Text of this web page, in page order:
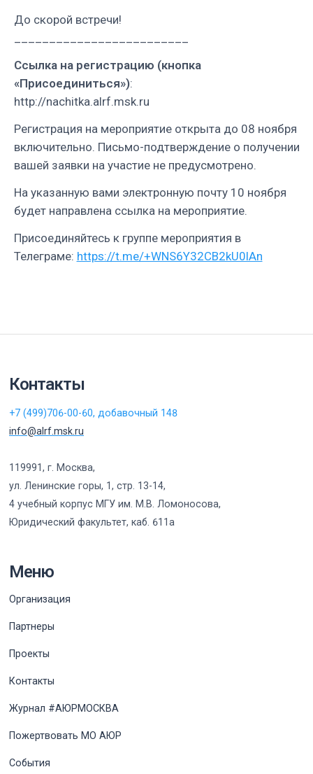
До скорой встречи!
Ссылка на регистрацию (кнопка
«Присоединиться»):
http://nachitka.alrf.msk.ru
Регистрация на мероприятие открыта до 08 ноября
включительно. Письмо-подтверждение о получении
вашей заявки на участие не предусмотрено.
На указанную вами электронную почту 10 ноября
будет направлена ссылка на мероприятие.
Присоединяйтесь к группе мероприятия в
Телеграме: https://t.me/+WNS6Y32CB2kU0lAn
Контакты
+7 (499)706-00-60, добавочный 148
info@alrf.msk.ru
119991, г. Москва,
ул. Ленинские горы, 1, стр. 13-14,
4 учебный корпус МГУ им. М.В. Ломоносова,
Юридический факультет, каб. 611а
Меню
Организация
Партнеры
Проекты
Контакты
Журнал #АЮРМОСКВА
Пожертвовать МО АЮР
События